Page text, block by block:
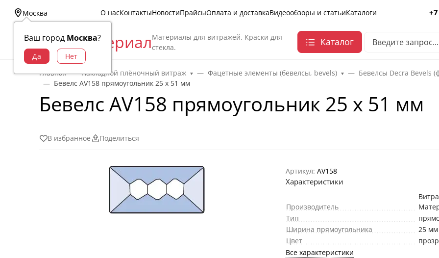
Москва
Ваш город Москва?
О насКонтактыНовостиПрайсыОплата и доставкаВидеообзоры и статьиКаталоги
Витраж МатериалМатериалы для витражей. Краски для
стекла.
Каталог
Главная Накладной плёночный витраж Фацетные элементы (бевелсы, bevels)
Бевелсы Decra Bevels
Бевелс AV158 прямоугольник 25 х 51 мм
Бевелс AV158 прямоугольник 25 х 51 мм
В избранное Поделиться
Артикул: AV158
Характеристики
Производитель
Тип
Ширина прямоугольника
25 мм
Цвет
Все характеристики